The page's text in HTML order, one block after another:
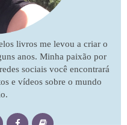
livros me levou a criar o
anos. Minha paixão por
sociais você encontrará
e vídeos sobre o mundo